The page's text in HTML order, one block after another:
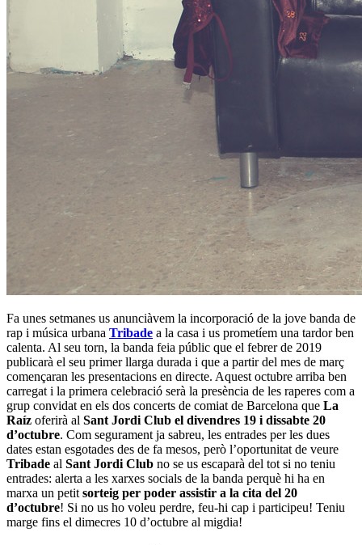
Fa unes setmanes us anunciàvem la incorporació de la jove banda de
rap i música urbana Tribade a la casa i us prometíem una tardor ben
calenta. Al seu torn, la banda feia públic que el febrer de 2019
publicarà el seu primer llarga durada i que a partir del mes de març
començaran les presentacions en directe. Aquest octubre arriba ben
carregat i la primera celebració serà la presència de les raperes com a
grup convidat en els dos concerts de comiat de Barcelona que La
Raíz oferirà al Sant Jordi Club el divendres 19 i dissabte 20
d’octubre. Com segurament ja sabreu, les entrades per les dues
dates estan esgotades des de fa mesos, però l’oportunitat de veure
Tribade al Sant Jordi Club no se us escaparà del tot si no teniu
entrades: alerta a les xarxes socials de la banda perquè hi ha en
marxa un petit sorteig per poder assistir a la cita del 20
d’octubre! Si no us ho voleu perdre, feu-hi cap i participeu! Teniu
marge fins el dimecres 10 d’octubre al migdia!